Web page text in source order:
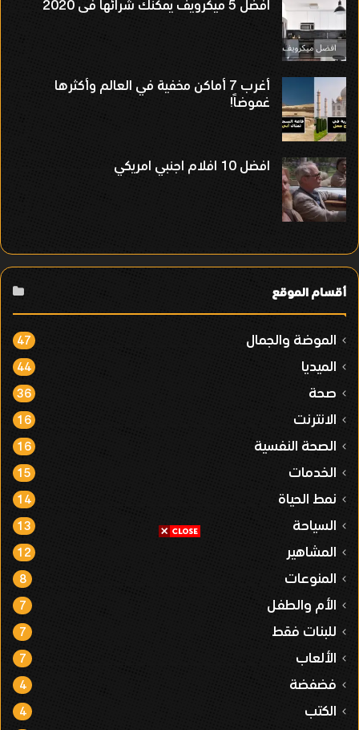
افضل 5 ميكرويف يمكنك شرائها فى 2020
أغرب 7 أماكن مخفية في العالم وأكثرها
غموضاً!
افضل 10 افلام اجنبي امريكي
أقسام الموقع
الموضة والجمال 47
الميديا 44
صحة 36
الانترنت 16
الصحة النفسية 16
الخدمات 15
نمط الحياة 14
السياحة 13
المشاهير 12
المنوعات 8
الأم والطفل 7
للبنات فقط 7
الألعاب 7
فضفضة 4
الكتب 4